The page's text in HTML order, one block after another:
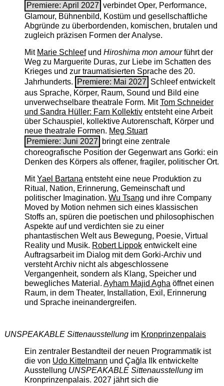
Premiere: April 2027 verbindet Oper, Performance,
Glamour, Bühnenbild, Kostüm und gesellschaftliche
Abgründe zu überbordenden, komischen, brutalen und
zugleich präzisen Formen der Analyse.
Mit Marie Schleefund Hiroshima mon amourführt der
Weg zu Marguerite Duras, zur Liebe im Schatten des
Krieges und zur traumatisierten Sprache des 20.
Jahrhunderts.
Premiere: Mai 2027 Schleef entwickelt
aus Sprache, Körper, Raum, Sound und Bild eine
unverwechselbare theatrale Form. MitTom Schneider
und Sandra Hüller: Farn Kollektiventsteht eine Arbeit
über Schauspiel, kollektive Autorenschaft, Körper und
neue theatrale Formen. Meg Stuart
Premiere: Juni 2027
bringt eine zentrale
choreografische Position der Gegenwart ans Gorki: ein
Denken des Körpers als offener, fragiler, politischer Ort.
MitYael Bartanaentsteht eine neue Produktion zu
Ritual, Nation, Erinnerung, Gemeinschaft und
politischer Imagination. Wu Tsang und ihre Company
Moved by Motion nehmen sich eines klassischen
Stoffs an, spüren die poetischen und philosophischen
Aspekte auf und verdichten sie zu einer
phantastischen Welt aus Bewegung, Poesie, Virtual
Reality und Musik. Robert Lippokentwickelt eine
Auftragsarbeit im Dialog mit dem Gorki-Archiv und
versteht Archiv nicht als abgeschlossene
Vergangenheit, sondern als Klang, Speicher und
bewegliches Material. Ayham Majid Aghaöffnet einen
Raum, in dem Theater, Installation, Exil, Erinnerung
und Sprache ineinandergreifen.
UNSPEAKABLE Sittenausstellungim Kronprinzenpalais
Ein zentraler Bestandteil der neuen Programmatik ist
die von Udo Kittelmann und Çağla Ilk entwickelte
Ausstellung UNSPEAKABLE Sittenausstellungim
Kronprinzenpalais. 2027 jährt sich die